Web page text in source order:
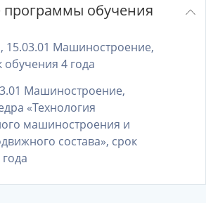
программы обучения
Машиностроение,
обучения 4 года
Машиностроение,
«Технология
машиностроения и
состава», срок